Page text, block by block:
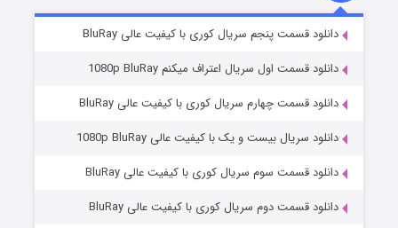
قسمت۲ (زیرنویس) منتشر شد
مردگان متحرک: شهر مرده ۳
دانلود قسمت پنجم سریال کوری با کیفیت عالی BluRay
دانلود قسمت اول سریال اعتراف میکنم 1080p BluRay
دانلود قسمت چهارم سریال کوری با کیفیت عالی BluRay
دانلود سریال بیست و یک با کیفیت عالی 1080p BluRay
دانلود قسمت سوم سریال کوری با کیفیت عالی BluRay
دانلود قسمت دوم سریال کوری با کیفیت عالی BluRay